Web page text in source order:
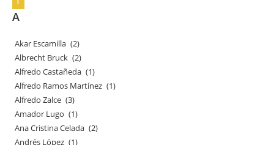
A
Akar Escamilla (2)
Albrecht Bruck (2)
Alfredo Castañeda (1)
Alfredo Ramos Martínez (1)
Alfredo Zalce (3)
Amador Lugo (1)
Ana Cristina Celada (2)
Andrés López (1)